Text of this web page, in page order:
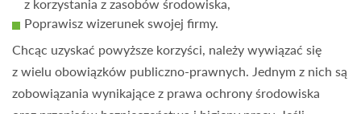
Poprawisz wizerunek swojej firmy.
Chcąc uzyskać powyższe korzyści, należy wywiązać się
z wielu obowiązków publiczno-prawnych. Jednym z nich są
zobowiązania wynikające z prawa ochrony środowiska